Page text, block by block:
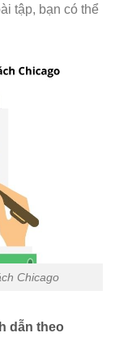
tập, bạn có thể
Chicago
dẫn theo